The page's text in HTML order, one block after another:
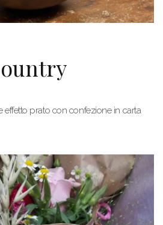
effetto prato con confezione in carta